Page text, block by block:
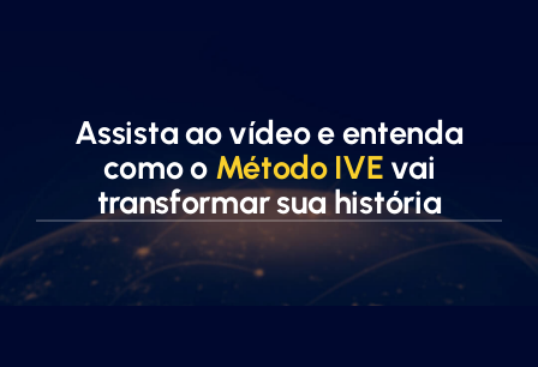
Assista ao vídeo e entenda
como o Método IVE vai
transformar sua história